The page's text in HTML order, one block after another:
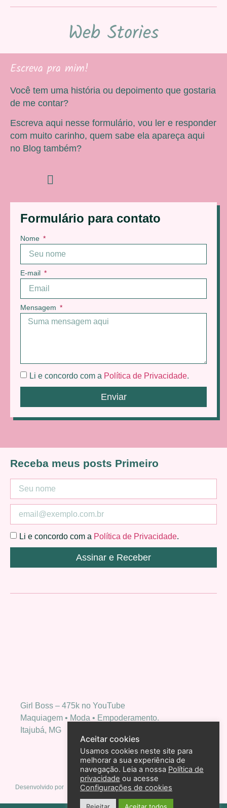
Web Stories
Formulário para contato
Nome
E-mail
Mensagem
Li e concordo com a Política de Privacidade
Enviar
Escreva pra mim!
Você tem uma história ou depoimento que gostaria
de me contar?
Escreva aqui nesse formulário, vou ler e responder
com muito carinho, quem sabe ela apareça aqui
no Blog também?
Girl Boss – 475k no YouTube
Maquiagem • Moda • Empoderamento.
Itajubá, MG
Receba meus posts Primeiro
Li e concordo com a Política de Privacidade
Assinar e Receber
Desenvolvido por
Aceitar cookies
Usamos cookies neste site para
melhorar a sua experiência de
navegação. Leia a nossa Política de
privacidade ou acesse
Configurações de cookies